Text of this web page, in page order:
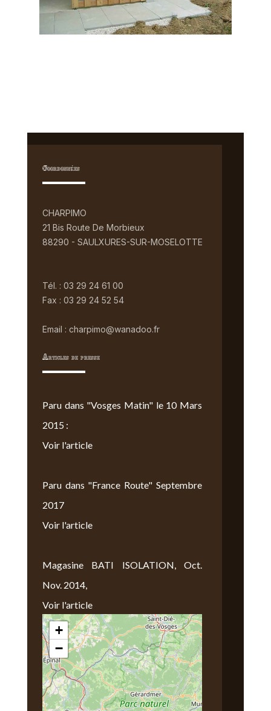
Coordonnées
CHARPIMO
21 Bis Route De Morbieux
88290 - SAULXURES-SUR-MOSELOTTE
Tél. : 03 29 24 61 00
Fax : 03 29 24 52 54
Email : charpimo@wanadoo.fr
Articles de presse
Paru dans "Vosges Matin" le 10 Mars
2015 :
Voir l'article
Paru dans "France Route" Septembre
2017
Voir l'article
Magasine BATI ISOLATION, Oct.
Nov. 2014,
Voir l'article
Nous Trouver
+
−